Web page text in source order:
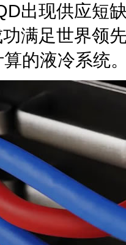
出现供应短
满足世界领
的液冷系统